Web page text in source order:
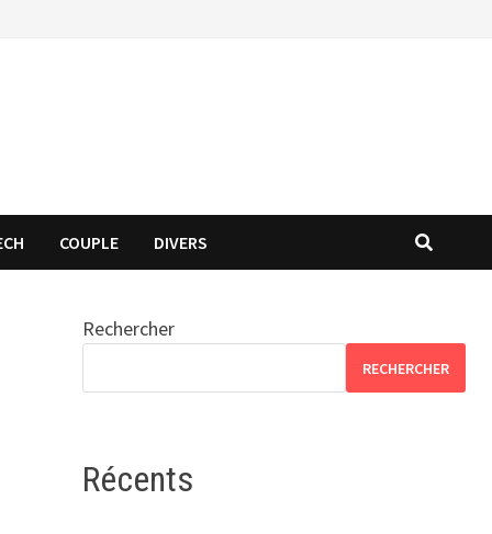
COUPLE DIVERS
Rechercher
RECHERCHER
Récents